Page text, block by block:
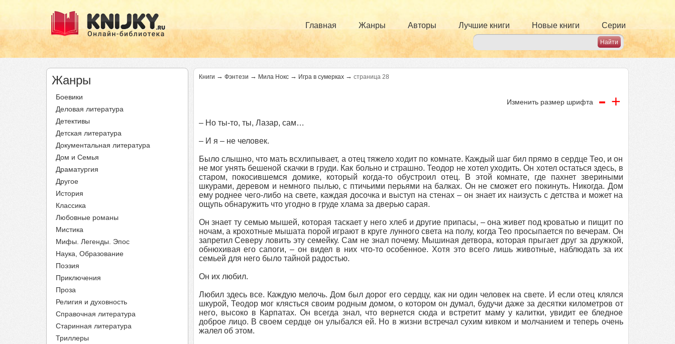
Главная Жанры Авторы Лучшие книги Новые книги Серии
Жанры
Боевики
Деловая литература
Детективы
Детская литература
Документальная литература
Дом и Семья
Драматургия
Другое
История
Классика
Любовные романы
Мистика
Мифы. Легенды. Эпос
Наука, Образование
Поэзия
Приключения
Проза
Религия и духовность
Справочная литература
Старинная литература
Триллеры
Книги → Фэнтези → Мила Нокс → Игра в сумерках → страница 28
Изменить размер шрифта - +
– Но ты-то, ты, Лазар, сам…
– И я – не человек.
Было слышно, что мать всхлипывает, а отец тяжело ходит по комнате. Каждый шаг бил прямо в сердце Тео, и он
не мог унять бешеной скачки в груди. Как больно и страшно. Теодор не хотел уходить. Он хотел остаться здесь, в
старом, покосившемся домике, который когда-то обустроил отец. В этой комнате, где пахнет звериными
шкурами, деревом и немного пылью, с птичьими перьями на балках. Он не сможет его покинуть. Никогда. Дом
ему роднее чего-либо на свете, каждая досочка и выступ на стенах – он знает их наизусть с детства и может на
ощупь обнаружить что угодно в груде хлама за дверью сарая.
Он знает ту семью мышей, которая таскает у него хлеб и другие припасы, – она живет под кроватью и пищит по
ночам, а крохотные мышата порой играют в круге лунного света на полу, когда Тео просыпается по вечерам. Он
запретил Северу ловить эту семейку. Сам не знал почему. Мышиная детвора, которая прыгает друг за дружкой,
обнюхивая его сапоги, – он видел в них что-то особенное. Хотя это всего лишь животные, наблюдать за их
семьей для него было тайной радостью.
Он их любил.
Любил здесь все. Каждую мелочь. Дом был дорог его сердцу, как ни один человек на свете. И если отец клялся
шкурой, Теодор мог клясться своим родным домом, о котором он думал, будучи даже за десятки километров от
него, высоко в Карпатах. Он всегда знал, что вернется сюда и встретит маму у калитки, увидит ее бледное
доброе лицо. В своем сердце он улыбался ей. Но в жизни встречал сухим кивком и молчанием и теперь очень
жалел об этом.